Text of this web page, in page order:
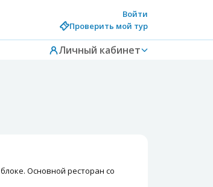
Войти
Проверить мой тур
Личный кабинет
Основной ресторан со